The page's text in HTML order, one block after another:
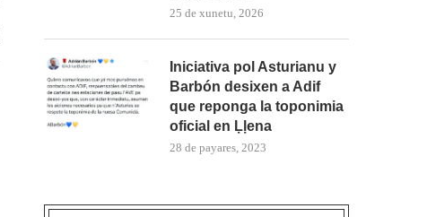
25 de xunetu, 2026
Iniciativa pol Asturianu y
Barbón desixen a Adif
que reponga la toponimia
oficial en Ḷḷena
28 de payares, 2023